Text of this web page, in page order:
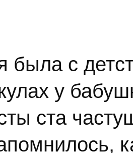
с
у
ста